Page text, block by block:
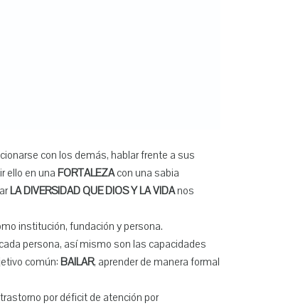
con los demás, hablar frente a sus
ello en una FORTALEZAcon una sabia
LA DIVERSIDAD QUE DIOS Y LA VIDAnos
institución, fundación y persona.
persona, así mismo son las capacidades
común: BAILAR, aprender de manera formal
por déficit de atención por